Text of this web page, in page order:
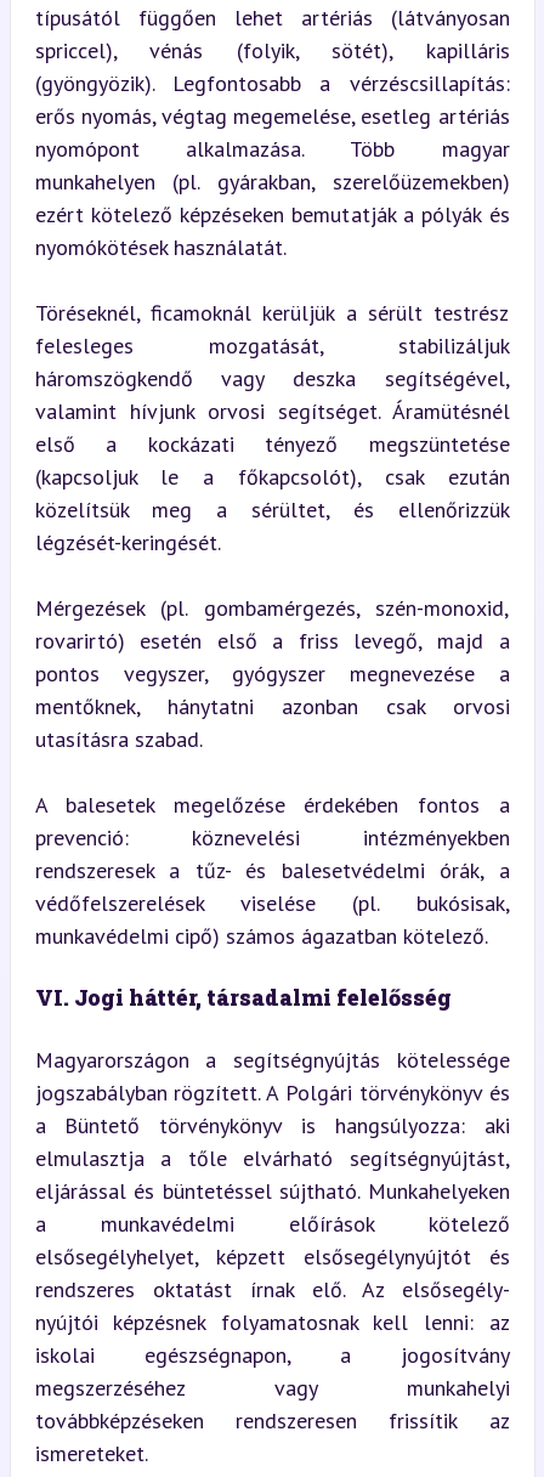
típusától függően lehet artériás (látványosan
spriccel), vénás (folyik, sötét), kapilláris
(gyöngyözik). Legfontosabb a vérzéscsillapítás:
erős nyomás, végtag megemelése, esetleg artériás
nyomópont alkalmazása. Több magyar
munkahelyen (pl. gyárakban, szerelőüzemekben)
ezért kötelező képzéseken bemutatják a pólyák és
nyomókötések használatát.
Töréseknél, ficamoknál kerüljük a sérült testrész
felesleges mozgatását, stabilizáljuk
háromszögkendő vagy deszka segítségével,
valamint hívjunk orvosi segítséget. Áramütésnél
első a kockázati tényező megszüntetése
(kapcsoljuk le a főkapcsolót), csak ezután
közelítsük meg a sérültet, és ellenőrizzük
légzését-keringését.
Mérgezések (pl. gombamérgezés, szén-monoxid,
rovarirtó) esetén első a friss levegő, majd a
pontos vegyszer, gyógyszer megnevezése a
mentőknek, hánytatni azonban csak orvosi
utasításra szabad.
A balesetek megelőzése érdekében fontos a
prevenció: köznevelési intézményekben
rendszeresek a tűz- és balesetvédelmi órák, a
védőfelszerelések viselése (pl. bukósisak,
munkavédelmi cipő) számos ágazatban kötelező.
VI. Jogi háttér, társadalmi felelősség
Magyarországon a segítségnyújtás kötelessége
jogszabályban rögzített. A Polgári törvénykönyv és
a Büntető törvénykönyv is hangsúlyozza: aki
elmulasztja a tőle elvárható segítségnyújtást,
eljárással és büntetéssel sújtható. Munkahelyeken
a munkavédelmi előírások kötelező
elsősegélyhelyet, képzett elsősegélynyújtót és
rendszeres oktatást írnak elő. Az elsősegély-
nyújtói képzésnek folyamatosnak kell lenni: az
iskolai egészségnapon, a jogosítvány
megszerzéséhez vagy munkahelyi
továbbképzéseken rendszeresen frissítik az
ismereteket.